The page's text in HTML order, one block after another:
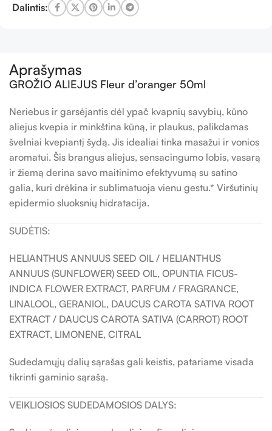
Dalintis:
Aprašymas
GROŽIO ALIEJUS Fleur d’oranger 50ml
Neriebus ir garsėjantis dėl ypač kvapnių savybių, kūno
aliejus kvepia ir minkština kūną, ir plaukus, palikdamas
švelniai kvepiantį šydą. Jis idealiai tinka masažui ir vonios
aromatui. Šis brangus aliejus, sensacingumo lobis, vasarą
ir žiemą derina savo maitinimo efektyvumą su satino
galia, kuri drėkina ir sublimatuoja vienu gestu.* Viršutinių
epidermio sluoksnių hidratacija.
SUDĖTIS:
HELIANTHUS ANNUUS SEED OIL / HELIANTHUS
ANNUUS (SUNFLOWER) SEED OIL, OPUNTIA FICUS-
INDICA FLOWER EXTRACT, PARFUM / FRAGRANCE,
LINALOOL, GERANIOL, DAUCUS CAROTA SATIVA ROOT
EXTRACT / DAUCUS CAROTA SATIVA (CARROT) ROOT
EXTRACT, LIMONENE, CITRAL
Sudedamųjų dalių sąrašas gali keistis, patariame visada
tikrinti gaminio sąrašą.
VEIKLIOSIOS SUDEDAMOSIOS DALYS: